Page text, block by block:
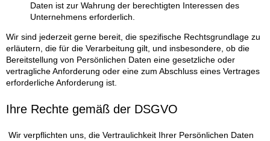
Daten ist zur Wahrung der berechtigten Interessen des
Unternehmens erforderlich.
Wir sind jederzeit gerne bereit, die spezifische Rechtsgrundlage zu
erläutern, die für die Verarbeitung gilt, und insbesondere, ob die
Bereitstellung von Persönlichen Daten eine gesetzliche oder
vertragliche Anforderung oder eine zum Abschluss eines Vertrages
erforderliche Anforderung ist.
Ihre Rechte gemäß der DSGVO
Wir verpflichten uns, die Vertraulichkeit Ihrer Persönlichen Daten